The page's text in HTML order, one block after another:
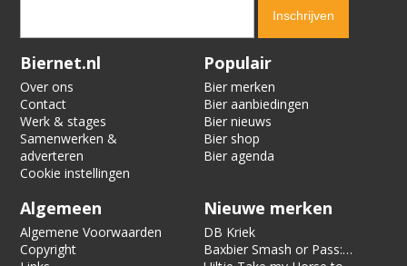
Verification code:
Biernet.nl
Over ons
Contact
Werk & stages
Samenwerken &
adverteren
Cookie instellingen
Populair
Bier merken
Bier aanbiedingen
Bier nieuws
Bier shop
Bier agenda
Algemeen
Algemene Voorwaarden
Copyright
Nieuwe merken
DB Kriek
Baxbier Smash or Pass: